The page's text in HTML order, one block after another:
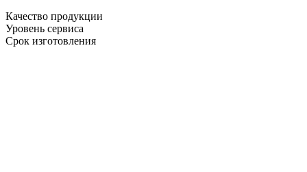
Качество продукции
Уровень сервиса
Срок изготовления